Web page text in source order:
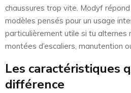
chaussures trop vite. Modyf
modèles pensés pour un usage
particulièrement utile si tu alternes
montées d’escaliers, manutention
Les caractéristiques
différence